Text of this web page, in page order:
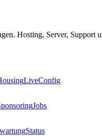
Hosting, Server, Support
LiveConfig
Jobs
Status